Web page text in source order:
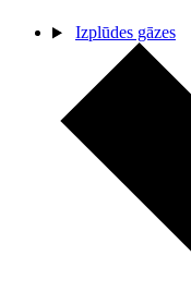
Izplūdes gāzes